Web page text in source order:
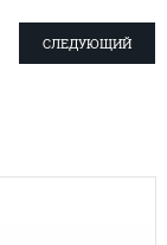
СЛЕДУЮЩИЙ